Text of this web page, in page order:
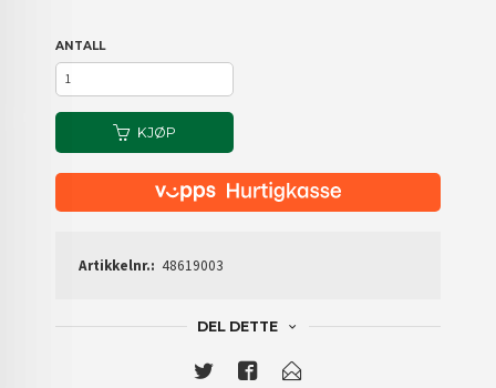
ANTALL
KJØP
Artikkelnr.: 48619003
DEL DETTE